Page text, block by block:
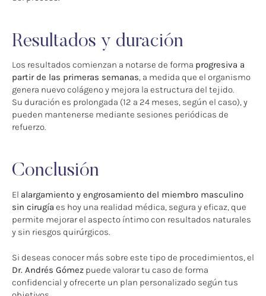
Resultados y duración
Los resultados comienzan a notarse de forma progresiva a
partir de las primeras semanas, a medida que el organismo
genera nuevo colágeno y mejora la estructura del tejido.
Su duración es prolongada (12 a 24 meses, según el caso), y
pueden mantenerse mediante sesiones periódicas de
refuerzo.
Conclusión
El alargamiento y engrosamiento del miembro masculino
sin cirugía es hoy una realidad médica, segura y eficaz, que
permite mejorar el aspecto íntimo con resultados naturales
y sin riesgos quirúrgicos.
Si deseas conocer más sobre este tipo de procedimientos, el
Dr. Andrés Gómez puede valorar tu caso de forma
confidencial y ofrecerte un plan personalizado según tus